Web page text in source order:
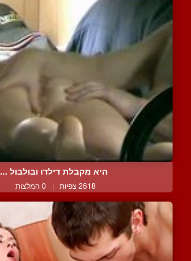
היא מקבלת דילדו ובולבול ...
2618 צפיות | 0 המלצות